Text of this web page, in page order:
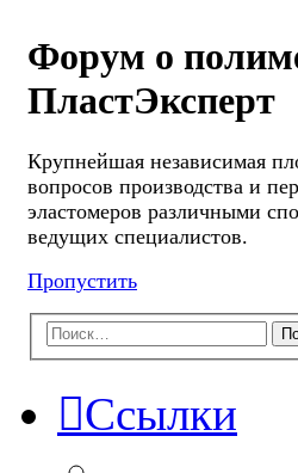
Форум о
ПластЭксперт
Крупнейшая независимая
вопросов производства и
эластомеров различными
ведущих специалистов.
Пропустить
Ссылки